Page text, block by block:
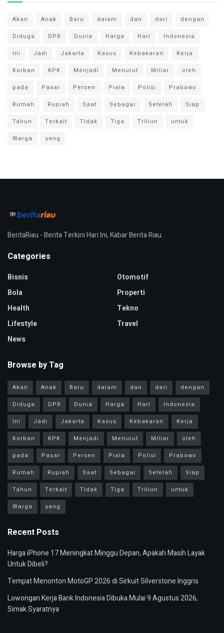
Akan Anak Baru dalam dan dari
dengan
Diduga
DPR Dunia Harga Hari
Indonesia
Ini
Jadi Jakarta Kasus Kebakaran
Kerja
Korban
KPK Menjadi Menurut Miliar
oleh
pada
Pasar Persen Piala Polisi
Prabowo
Rumah
Rupiah Saat Sebagai Setelah
Siap
Tahun
Terkait Tidak Tiga Triliun
untuk
Warga
yang
BeritaRiau - Berita Terkini Hari Ini, Kabar Berita Riau.
Categories
Bisnis
Bola
Health
Lifestyle
News
Otomotif
Properti
Tekno
Travel
Browse by Tag
Akan Anak Baru dalam dan dari
dengan
Diduga
DPR Dunia Harga Hari
Indonesia
Ini
Jadi Jakarta Kasus Kebakaran
Kerja
Korban
KPK Menjadi Menurut Miliar
oleh
pada
Pasar Persen Piala Polisi
Prabowo
Rumah
Rupiah Saat Sebagai Setelah
Siap
Tahun
Terkait Tidak Tiga Triliun
untuk
Warga
yang
Recent Posts
Harga iPhone 17 Meningkat Minggu Depan, Apakah Masih Layak
Untuk Dibeli?
Tempat Menonton MotoGP 2026 di Sirkuit Silverstone Inggris
Lowongan Kerja Bank Indonesia Dibuka Mulai 9 Agustus 2026,
Simak Syaratnya